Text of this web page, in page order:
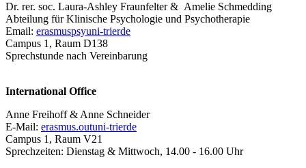
Dr. rer. soc. Laura-Ashley Fraunfelter & Amelie Schmedding
Abteilung für Klinische Psychologie und Psychotherapie
Email: erasmuspsyuni-trierde
Campus 1, Raum D138
Sprechstunde nach Vereinbarung
International Office
Anne Freihoff & Anne Schneider
E-Mail: erasmus.outuni-trierde
Campus 1, Raum V21
Sprechzeiten: Dienstag & Mittwoch, 14.00 - 16.00 Uhr